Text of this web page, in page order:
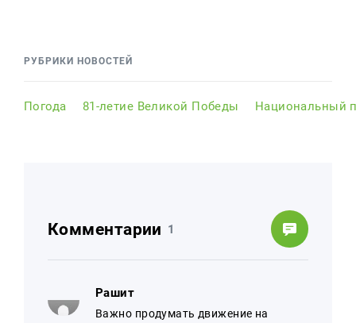
РУБРИКИ НОВОСТЕЙ
Погода 81-летие Великой Победы Национальный
Комментарии 1
Рашит
Важно продумать движение на